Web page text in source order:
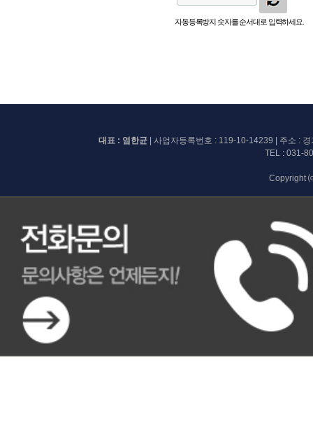
자동등록방지 숫자를 순서대로 입력하세요.
대표 : 염한균 | 사업자등록번호 : 119-10-14239 | 주소 :
TEL :031-
Copyright